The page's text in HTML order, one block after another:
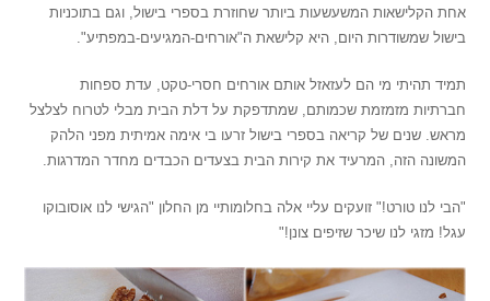
אחת הקלישאות המשעשעות ביותר שחוזרת בספרי בישול, וגם בתוכניות
בישול שמשודרות היום, היא קלישאת ה"אורחים-המגיעים-במפתיע".
תמיד תהיתי מי הם לעזאזל אותם אורחים חסרי-טקט, עדת ספחות
חברתיות מזמזמת שכמותם, שמתדפקת על דלת הבית מבלי לטרוח לצלצל
מראש. שנים של קריאה בספרי בישול זרעו בי אימה אמיתית מפני הלהק
המשונה הזה, המרעיד את קירות הבית בצעדים הכבדים מחדר המדרגות.
"הבי לנו טורט!" זועקים עליי אלה בחלומותיי מן החלון "הגישי לנו אוסובוקו
עגל! מזגי לנו שיכר שזיפים צונן!"